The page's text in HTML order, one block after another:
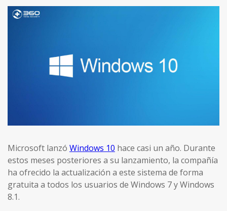
Microsoft lanzó Windows 10 hace casi un año. Durante
estos meses posteriores a su lanzamiento, la compañía
ha ofrecido la actualización a este sistema de forma
gratuita a todos los usuarios de Windows 7 y Windows
8.1.